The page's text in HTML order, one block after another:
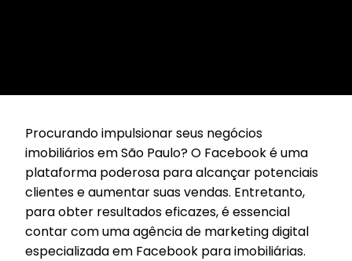
Procurando impulsionar seus negócios
imobiliários em São Paulo? O Facebook é uma
plataforma poderosa para alcançar potenciais
clientes e aumentar suas vendas. Entretanto,
para obter resultados eficazes, é essencial
contar com uma agência de marketing digital
especializada em Facebook para imobiliárias.